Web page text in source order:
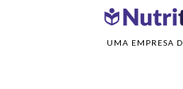
UMA EMPRESA
>Podcast #28 –